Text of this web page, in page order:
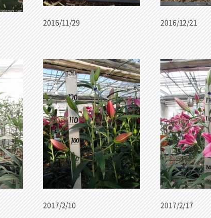
2016/11/29 2016/12/21
2017/2/10 2017/2/17